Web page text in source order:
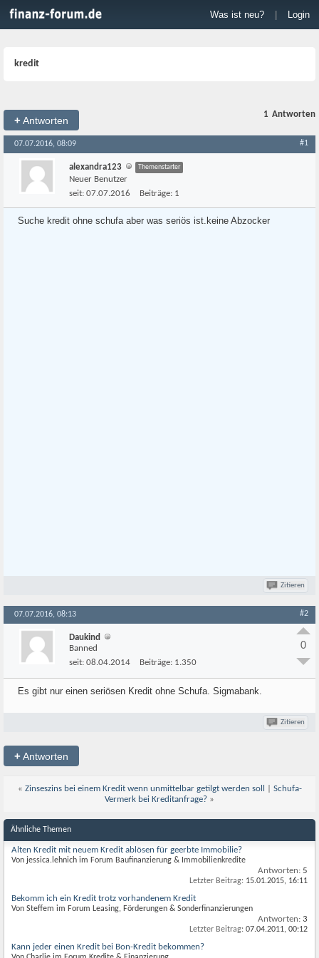
Was ist neu? Login
kredit
+Antworten
1 Antworten
07.07.2016, 08:09 #1
alexandra123 Themenstarter
Neuer Benutzer
seit: 07.07.2016 Beiträge: 1
Suche kredit ohne schufa aber was seriös ist.keine Abzocker
Zitieren
07.07.2016, 08:13 #2
Daukind
Banned
seit: 08.04.2014 Beiträge: 1.350
0
Es gibt nur einen seriösen Kredit ohne Schufa. Sigmabank.
Zitieren
+Antworten
« Zinseszins bei einem Kredit wenn unmittelbar getilgt werden soll
Schufa-
Vermerk bei Kreditanfrage? »
Ähnliche Themen
Alten Kredit mit neuem Kredit ablösen für geerbte Immobilie?
Von jessica.lehnich im Forum Baufinanzierung & Immobilienkredite
Antworten: 5
Letzter Beitrag: 15.01.2015, 16:11
Bekomm ich ein Kredit trotz vorhandenem Kredit
Von Steffem im Forum Leasing, Förderungen & Sonderfinanzierungen
Antworten: 3
Letzter Beitrag: 07.04.2011, 00:12
Kann jeder einen Kredit bei Bon-Kredit bekommen?